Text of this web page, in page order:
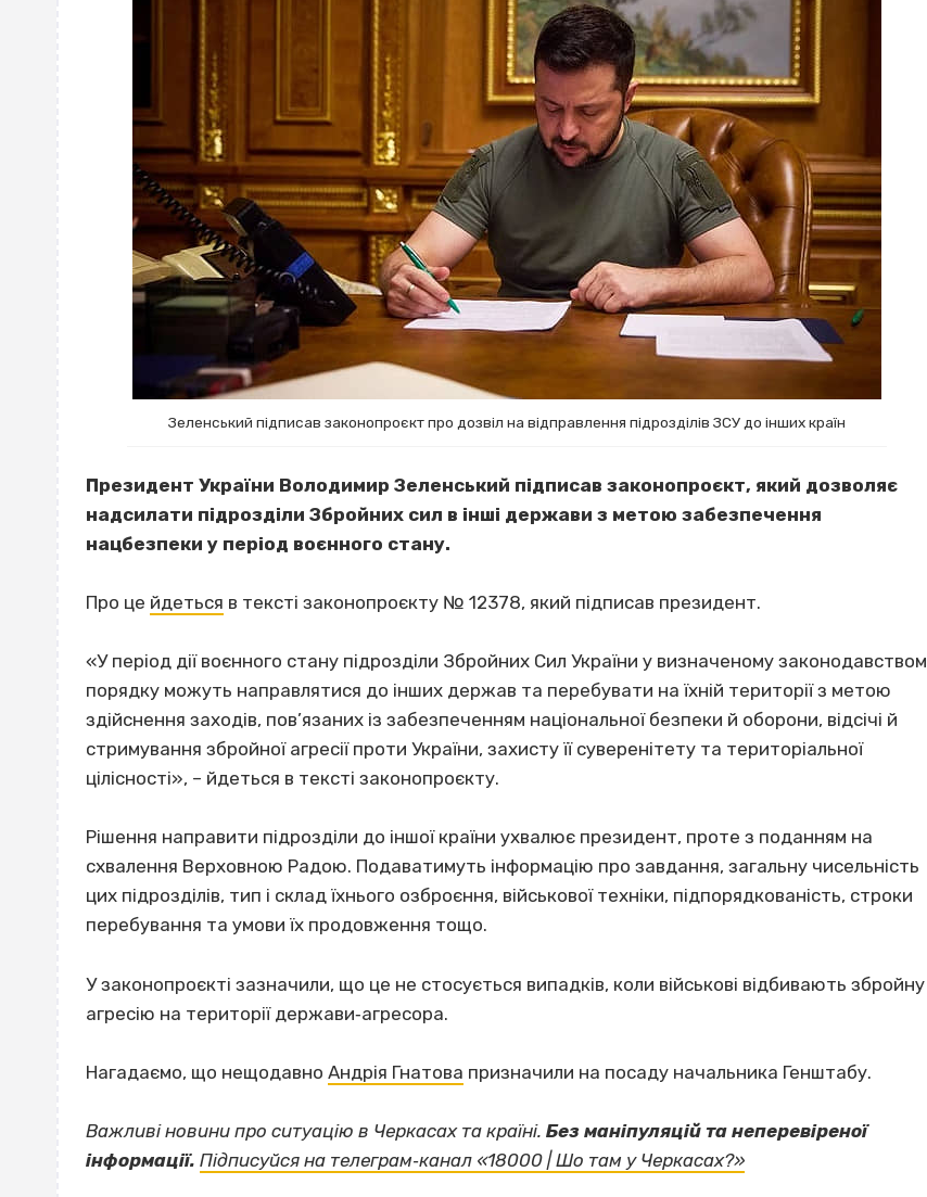
Зеленський підписав законопроєкт про дозвіл на відправлення підрозділів ЗСУ до інших країн
Президент України Володимир Зеленський підписав законопроєкт, який дозволяє
надсилати підрозділи Збройних сил в інші держави з метою забезпечення
нацбезпеки у період воєнного стану.
Про це йдеться в тексті законопроєкту № 12378, який підписав президент.
«У період дії воєнного стану підрозділи Збройних Сил України у визначеному законодавством
порядку можуть направлятися до інших держав та перебувати на їхній території з метою
здійснення заходів, пов’язаних із забезпеченням національної безпеки й оборони, відсічі й
стримування збройної агресії проти України, захисту її суверенітету та територіальної
цілісності», – йдеться в тексті законопроєкту.
Рішення направити підрозділи до іншої країни ухвалює президент, проте з поданням на
схвалення Верховною Радою. Подаватимуть інформацію про завдання, загальну чисельність
цих підрозділів, тип і склад їхнього озброєння, військової техніки, підпорядкованість, строки
перебування та умови їх продовження тощо.
У законопроєкті зазначили, що це не стосується випадків, коли військові відбивають збройну
агресію на території держави‐агресора.
Нагадаємо, що нещодавно Андрія Гнатова призначили на посаду начальника Генштабу.
Важливі новини про ситуацію в Черкасах та країні. Без маніпуляцій та неперевіреної
інформації. Підписуйся на телеграм‐канал «18000 | Шо там у Черкасах?»